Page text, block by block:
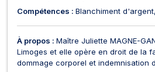
Compétences : Blanchiment d'argent
À propos : Maître Juliette MAGNE-
Limoges et elle opère en droit de la
dommage corporel et indemnisation